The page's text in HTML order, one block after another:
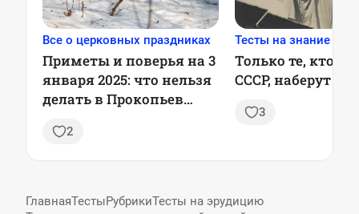
Все о церковных праздниках
Приметы и поверья на 3
января 2025: что нельзя
делать в Прокопьев
2
Тесты на знание
Только те, кто
СССР, наберут 9/
3
ГлавнаяТестыРубрикиТесты на эрудицию